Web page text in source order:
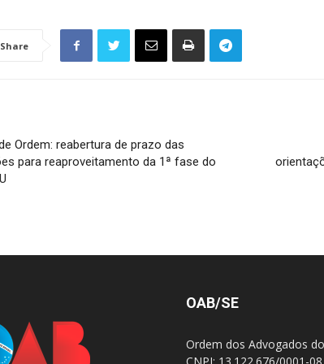
Share
Ordem: reabertura de prazo das
para reaproveitamento da 1ª fase do
OAB/SE
Ordem dos Advogados